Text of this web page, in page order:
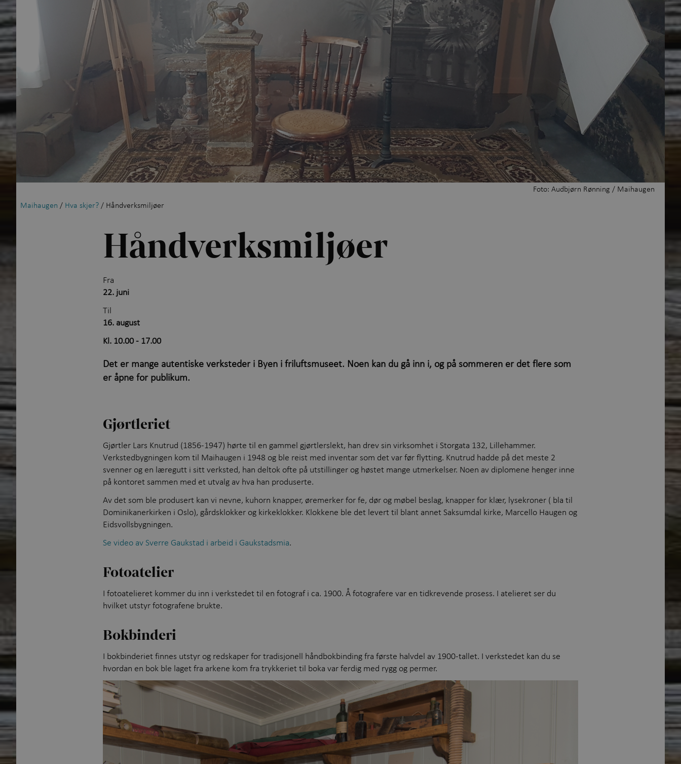
Utforsk samlingene
Om Maihaugen
Foto: Audbjørn Rønning / Maihaugen
Maihaugen / Hva skjer? / Håndverksmiljøer
Håndverksmiljøer
Fra
22. juni
Til
16. august
Kl. 10.00 - 17.00
Det er mange autentiske verksteder i Byen i friluftsmuseet. Noen kan du gå inn i, og på sommeren er det flere som
er åpne for publikum.
Gjørtleriet
Gjørtler Lars Knutrud (1856-1947) hørte til en gammel gjørtlerslekt, han drev sin virksomhet i Storgata 132, Lillehammer.
Verkstedbygningen kom til Maihaugen i 1948 og ble reist med inventar som det var før flytting. Knutrud hadde på det meste 2
svenner og en læregutt i sitt verksted, han deltok ofte på utstillinger og høstet mange utmerkelser. Noen av diplomene henger inne
på kontoret sammen med et utvalg av hva han produserte.
Av det som ble produsert kan vi nevne, kuhorn knapper, øremerker for fe, dør og møbel beslag, knapper for klær, lysekroner ( bla til
Dominikanerkirken i Oslo), gårdsklokker og kirkeklokker. Klokkene ble det levert til blant annet Saksumdal kirke, Marcello Haugen og
Eidsvollsbygningen.
Se video av Sverre Gaukstad i arbeid i Gaukstadsmia.
Fotoatelier
I fotoatelieret kommer du inn i verkstedet til en fotograf i ca. 1900. Å fotografere var en tidkrevende prosess. I atelieret ser du
hvilket utstyr fotografene brukte.
Bokbinderi
I bokbinderiet finnes utstyr og redskaper for tradisjonell håndbokbinding fra første halvdel av 1900-tallet. I verkstedet kan du se
hvordan en bok ble laget fra arkene kom fra trykkeriet til boka var ferdig med rygg og permer.